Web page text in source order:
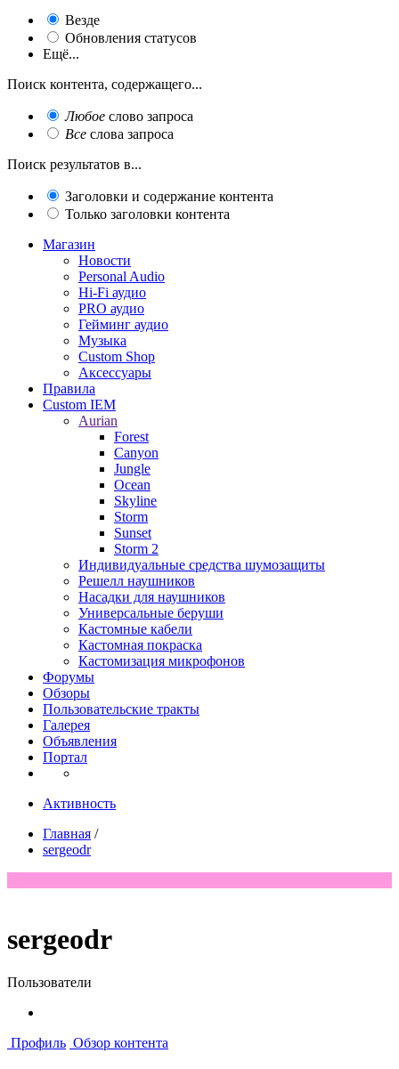
Везде
Обновления статусов
Ещё...
Поиск контента, содержащего...
Любое слово запроса
Все слова запроса
Поиск результатов в...
Заголовки и содержание контента
Только заголовки контента
Магазин
Новости
Personal Audio
Hi-Fi аудио
PRO аудио
Гейминг аудио
Музыка
Custom Shop
Аксессуары
Правила
Custom IEM
Aurian
Forest
Canyon
Jungle
Ocean
Skyline
Storm
Sunset
Storm 2
Индивидуальные средства шумозащиты
Решелл наушников
Насадки для наушников
Универсальные беруши
Кастомные кабели
Кастомная покраска
Кастомизация микрофонов
Форумы
Обзоры
Пользовательские тракты
Галерея
Объявления
Портал
Активность
Главная /
sergeodr
sergeodr
Пользователи
Профиль Обзор контента